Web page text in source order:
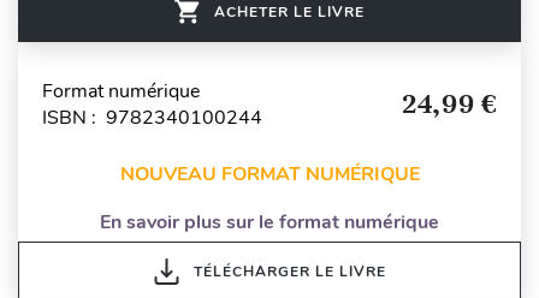
ACHETER LE LIVRE
Format numérique
ISBN : 9782340100244
24,99 €
NOUVEAU FORMAT NUMÉRIQUE
En savoir plus sur le format numérique
TÉLÉCHARGER LE LIVRE